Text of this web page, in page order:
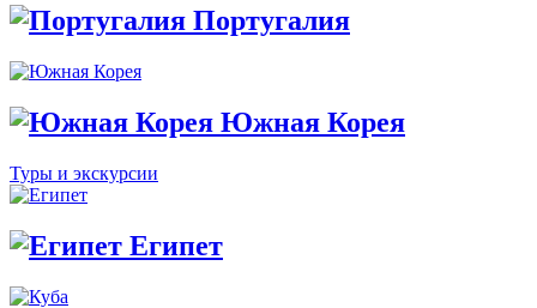
Португалия
Южная Корея
Туры и экскурсии
Египет